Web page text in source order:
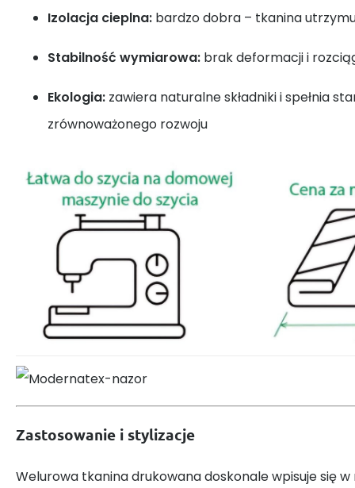
Izolacja cieplna: bardzo dobra – tkanina
Stabilność wymiarowa: brak deformacji i
Ekologia: zawiera naturalne składniki i spełnia
zrównoważonego rozwoju
Zastosowanie i stylizacje
Welurowa tkanina drukowana doskonale wpisuje się